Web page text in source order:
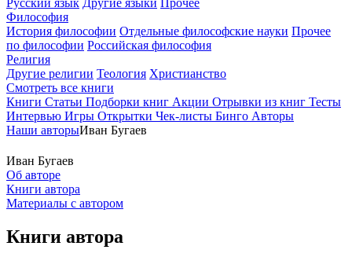
Русский язык Другие языки Прочее
Философия
История философии Отдельные философские науки Прочее
по философии Российская философия
Религия
Другие религии Теология Христианство
Смотреть все книги
Книги Статьи Подборки книг Акции Отрывки из книг Тесты
Интервью Игры Открытки Чек-листы Бинго Авторы
Наши авторыИван Бугаев
Иван Бугаев
Об авторе
Книги автора
Материалы с автором
Книги автора